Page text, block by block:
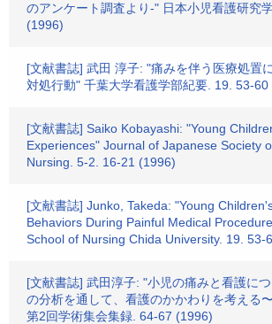
のアンケート調査より-" 日本小児看護研究
(1996)
[文献書誌] 武田 淳子: "痛みを伴う医療処置
対処行動" 千葉大学看護学部紀要. 19. 53-60
[文献書誌] Saiko Kobayashi: "Young
Experiences" Journal of Japanese Society
Nursing. 5-2. 16-21 (1996)
[文献書誌] Junko, Takeda: "Young
Behaviors During Painful Medical
School of Nursing Chida University. 19. 53-
[文献書誌] 武田淳子: "小児の痛みと看護に
の分析を通して、看護のかかわりを考える
第2回学術集会集録. 64-67 (1996)